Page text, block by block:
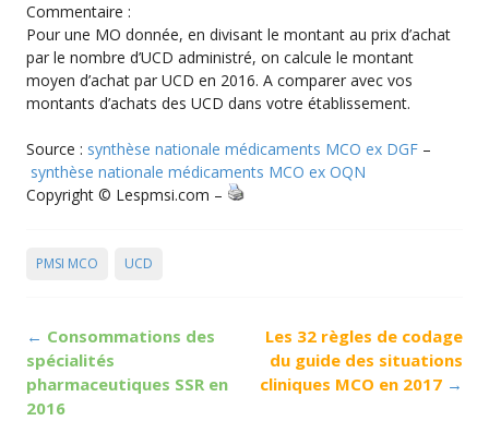
Commentaire :
Pour une MO donnée, en divisant le montant au prix d’achat
par le nombre d’UCD administré, on calcule le montant
moyen d’achat par UCD en 2016. A comparer avec vos
montants d’achats des UCD dans votre établissement.
Source : synthèse nationale médicaments MCO ex DGF –
synthèse nationale médicaments MCO ex OQN
Copyright © Lespmsi.com –
PMSI MCO UCD
Post
navigation
← Consommations des
spécialités
pharmaceutiques SSR en
2016
Les 32 règles de codage
du guide des situations
cliniques MCO en 2017 →